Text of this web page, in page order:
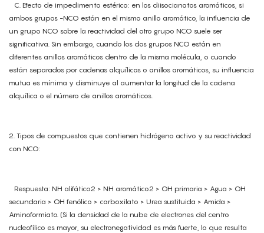
C. Efecto de impedimento estérico: en los diisocianatos aromáticos, si
ambos grupos -NCO están en el mismo anillo aromático, la influencia de
un grupo NCO sobre la reactividad del otro grupo NCO suele ser
significativa. Sin embargo, cuando los dos grupos NCO están en
diferentes anillos aromáticos dentro de la misma molécula, o cuando
están separados por cadenas alquílicas o anillos aromáticos, su influencia
mutua es mínima y disminuye al aumentar la longitud de la cadena
alquílica o el número de anillos aromáticos.
2. Tipos de compuestos que contienen hidrógeno activo y su reactividad
con NCO:
Respuesta: NH alifático2 > NH aromático2 > OH primaria > Agua > OH
secundaria > OH fenólico > carboxilato > Urea sustituida > Amida >
Aminoformiato. (Si la densidad de la nube de electrones del centro
nucleofílico es mayor, su electronegatividad es más fuerte, lo que resulta